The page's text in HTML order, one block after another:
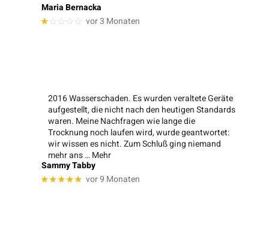
Maria Bernacka
★☆☆☆☆ vor 3 Monaten
2016 Wasserschaden. Es wurden veraltete Geräte
aufgestellt, die nicht nach den heutigen Standards
waren. Meine Nachfragen wie lange die
Trocknung noch laufen wird, wurde geantwortet:
wir wissen es nicht. Zum Schluß ging niemand
mehr ans… Mehr
Sammy Tabby
★★★★★ vor 9 Monaten